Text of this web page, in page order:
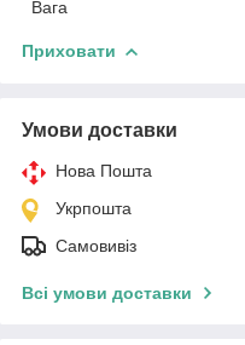
Вага
Приховати
Умови доставки
Нова Пошта
Укрпошта
Самовивіз
Всі умови доставки